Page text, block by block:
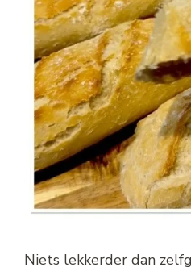
Niets lekkerder dan